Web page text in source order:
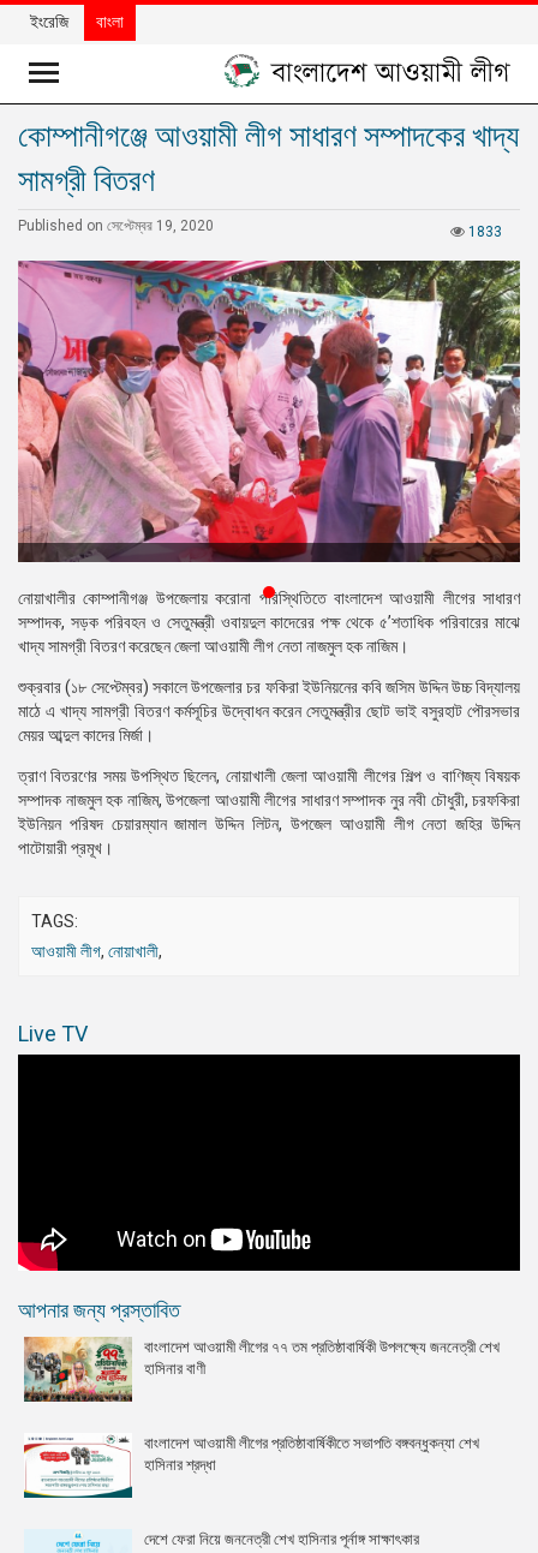
খবর
দলের
বিশেষ
নিবন্ধ
বিশেষ
প্রতিবেদন
মতামত
উন্নয়নের
বাংলাদেশ
নিউজলেটার
প্রেস
রিলিজ
প্রকাশনা
গ্যালারি
বিএনপি-
সহিংসতা
সংগঠন
ইংরেজি বাংলা
কোম্পানীগঞ্জে আওয়ামী লীগ সাধারণ সম্পাদকের খাদ্য
সামগ্রী বিতরণ
1833
Published on সেপ্টেম্বর 19, 2020
নোয়াখালীর কোম্পানীগঞ্জ উপজেলায় করোনা পরিস্থিতিতে বাংলাদেশ আওয়ামী লীগের সাধারণ
সম্পাদক, সড়ক পরিবহন ও সেতুমন্ত্রী ওবায়দুল কাদেরের পক্ষ থেকে ৫’শতাধিক পরিবারের মাঝে
খাদ্য সামগ্রী বিতরণ করেছেন জেলা আওয়ামী লীগ নেতা নাজমুল হক নাজিম।
শুক্রবার (১৮ সেপ্টেম্বর) সকালে উপজেলার চর ফকিরা ইউনিয়নের কবি জসিম উদ্দিন উচ্চ বিদ্যালয়
মাঠে এ খাদ্য সামগ্রী বিতরণ কর্মসূচির উদ্বোধন করেন সেতুমন্ত্রীর ছোট ভাই বসুরহাট পৌরসভার
মেয়র আব্দুল কাদের মির্জা।
ত্রাণ বিতরণের সময় উপস্থিত ছিলেন, নোয়াখালী জেলা আওয়ামী লীগের শিল্প ও বাণিজ্য বিষয়ক
সম্পাদক নাজমুল হক নাজিম, উপজেলা আওয়ামী লীগের সাধারণ সম্পাদক নুর নবী চৌধুরী, চরফকিরা
ইউনিয়ন পরিষদ চেয়ারম্যান জামাল উদ্দিন লিটন, উপজেল আওয়ামী লীগ নেতা জহির উদ্দিন
পাটোয়ারী প্রমূখ।
TAGS:
আওয়ামী লীগ, নোয়াখালী,
Live TV
আপনার জন্য প্রস্তাবিত
বাংলাদেশ আওয়ামী লীগের ৭৭ তম প্রতিষ্ঠাবার্ষিকী উপলক্ষ্যে জননেত্রী শেখ
হাসিনার বাণী
বাংলাদেশ আওয়ামী লীগের প্রতিষ্ঠাবার্ষিকীতে সভাপতি বঙ্গবন্ধুকন্যা শেখ
হাসিনার শ্রদ্ধা
দেশে ফেরা নিয়ে জননেত্রী শেখ হাসিনার পূর্নাঙ্গ সাক্ষাৎকার